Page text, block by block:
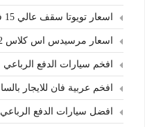
اسعار تويوتا سقف عالي 15 فرد
اسعار مرسيدس اس كلاس 2022
افخم سيارات الدفع الرباعي
افخم عربية فان للايجار
افضل سيارات الدفع الرباعي